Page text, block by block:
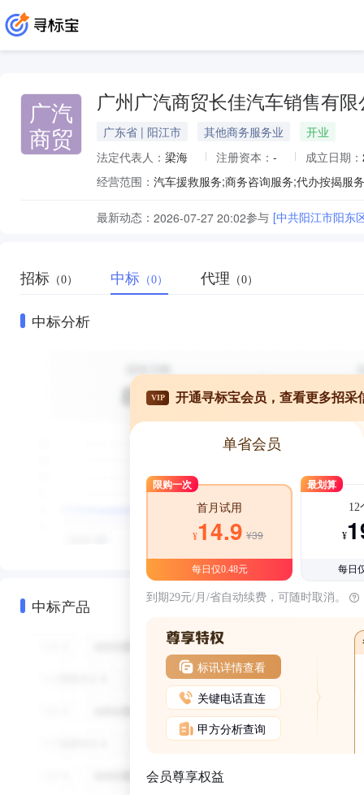
广汽
商贸
广州广汽商贸长佳汽车销售有
广东省 | 阳江市 其他商务服务业
开业
法定代表人： 梁海 注册资本： - 成立日期：
经营范围：
最新动态： 2026-07-27 20:02参与 [中共阳江市阳东
招标 （0） 中标 （0） 代理 （0）
中标分析
中标产品
VIP 开通寻标宝会员，查看更多招采
单省会员
限购一次
首月试用
¥14.9 ¥39
每日仅0.48元
最划算
12
¥
每日
到期29元/月/省自动续费，可随时取消。
标讯详情查看
关键电话直连
甲方分析查询
会员尊享权益